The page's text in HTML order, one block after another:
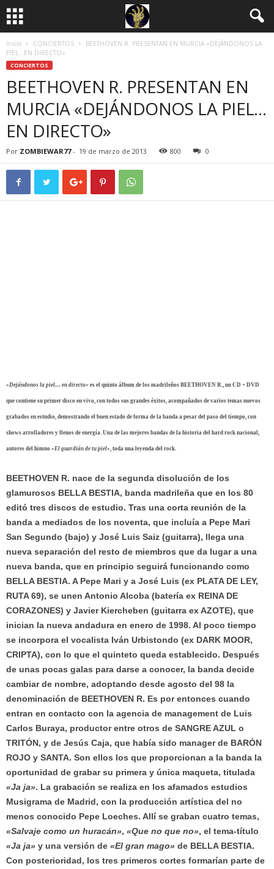
Inicio CONCIERTOS
BEETHOVEN R. PRESENTAN EN MURCIA «DEJÁNDONOS LA
PIEL…EN DIRECTO»
CONCIERTOS
BEETHOVEN R. PRESENTAN EN
MURCIA «DEJÁNDONOS LA PIEL…
EN DIRECTO»
Por ZOMBIEWAR77- 19 de marzo de 2013 800 0
«Dejándonos la piel… en directo» es el quinto álbum de los madrileños BEETHOVEN R., un CD + DVD
que contiene su primer disco en vivo, con todos sus grandes éxitos, acompañados de varios temas nuevos
grabados en estudio, demostrando el buen estado de forma de la banda a pesar del paso del tiempo, con
shows arrolladores y llenos de energía. Una de las mejores bandas de la historia del hard rock nacional,
autores del himno «El guardián de tu piel», toda una leyenda del rock.
BEETHOVEN R. nace de la segunda disolución de los
glamurosos BELLA BESTIA, banda madrileña que en los 80
editó tres discos de estudio. Tras una corta reunión de la
banda a mediados de los noventa, que incluía a Pepe Mari
San Segundo (bajo) y José Luis Saiz (guitarra), llega una
nueva separación del resto de miembros que da lugar a una
nueva banda, que en principio seguirá funcionando como
BELLA BESTIA. A Pepe Mari y a José Luis (ex PLATA DE LEY,
RUTA 69), se unen Antonio Alcoba (batería ex REINA DE
CORAZONES) y Javier Kiercheben (guitarra ex AZOTE), que
inician la nueva andadura en enero de 1998. Al poco tiempo
se incorpora el vocalista Iván Urbistondo (ex DARK MOOR,
CRIPTA), con lo que el quinteto queda establecido. Después
de unas pocas galas para darse a conocer, la banda decide
cambiar de nombre, adoptando desde agosto del 98 la
denominación de BEETHOVEN R. Es por entonces cuando
entran en contacto con la agencia de management de Luis
Carlos Buraya, productor entre otros de SANGRE AZUL o
TRITÓN, y de Jesús Caja, que había sido manager de BARÓN
ROJO y SANTA. Son ellos los que proporcionan a la banda la
oportunidad de grabar su primera y única maqueta, titulada
«Ja ja». La grabación se realiza en los afamados estudios
Musigrama de Madrid, con la producción artística del no
menos conocido Pepe Loeches. Allí se graban cuatro temas,
«Salvaje como un huracán», «Que no que no», el tema-título
«Ja ja» y una versión de «El gran mago» de BELLA BESTIA.
Con posterioridad, los tres primeros cortes formarían parte de